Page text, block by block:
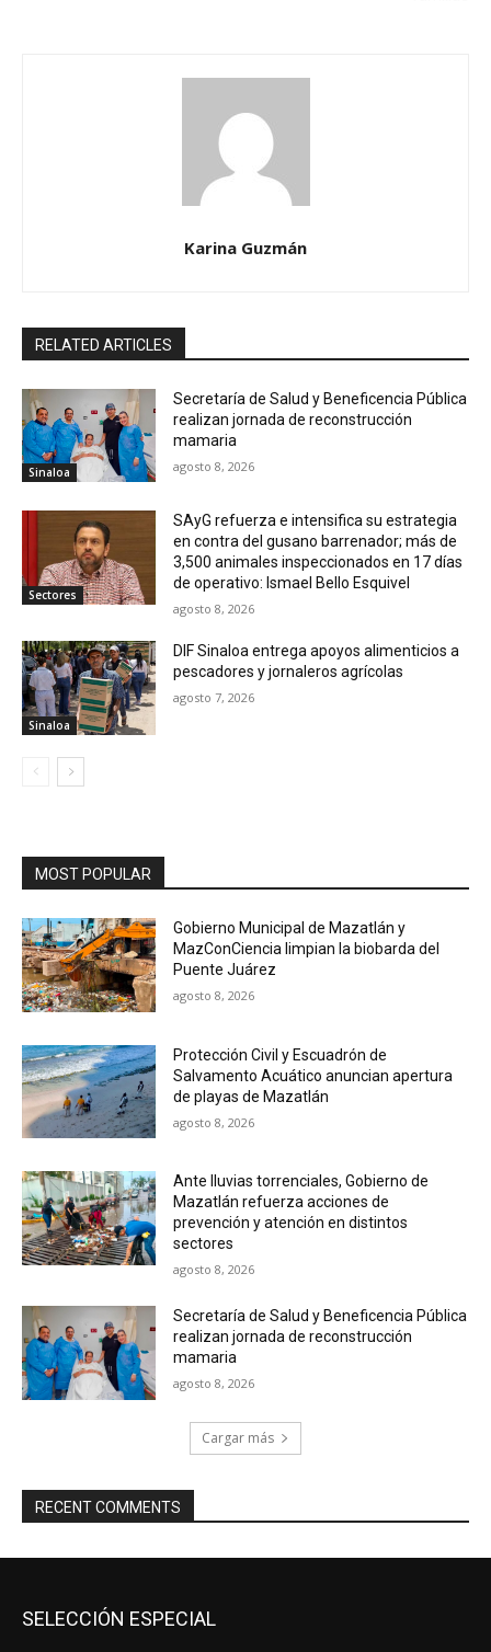
Karina Guzmán
RELATED ARTICLES
Sinaloa
Secretaría de Salud y Beneficencia Pública
realizan jornada de reconstrucción
mamaria
agosto 8, 2026
Sectores
SAyG refuerza e intensifica su estrategia
en contra del gusano barrenador; más de
3,500 animales inspeccionados en 17 días
de operativo: Ismael Bello Esquivel
agosto 8, 2026
Sinaloa
DIF Sinaloa entrega apoyos alimenticios a
pescadores y jornaleros agrícolas
agosto 7, 2026
MOST POPULAR
Gobierno Municipal de Mazatlán y
MazConCiencia limpian la biobarda del
Puente Juárez
agosto 8, 2026
Protección Civil y Escuadrón de
Salvamento Acuático anuncian apertura
de playas de Mazatlán
agosto 8, 2026
Ante lluvias torrenciales, Gobierno de
Mazatlán refuerza acciones de
prevención y atención en distintos
sectores
agosto 8, 2026
Secretaría de Salud y Beneficencia Pública
realizan jornada de reconstrucción
mamaria
agosto 8, 2026
Cargar más
RECENT COMMENTS
SELECCIÓN ESPECIAL